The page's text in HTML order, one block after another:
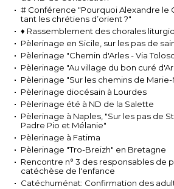
# Conférence "Pourquoi Alexandre le
tant les chrétiens d’orient ?"
♦ Rassemblement des chorales
Pèlerinage en Sicile, sur les pas de
Pèlerinage "Chemin d'Arles - Via
Pèlerinage "Au village du bon curé
Pèlerinage "Sur les chemins de
Pèlerinage diocésain à Lourdes
Pèlerinage été à ND de la Salette
Pèlerinage à Naples, "Sur les pas de
Padre Pio et Mélanie"
Pèlerinage à Fatima
Pèlerinage "Tro-Breizh" en Bretagne
Rencontre n° 3 des responsables de
catéchèse de l'enfance
Catéchuménat: Confirmation des